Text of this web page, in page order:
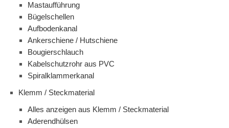
Mastaufführung
Bügelschellen
Aufbodenkanal
Ankerschiene / Hutschiene
Bougierschlauch
Kabelschutzrohr aus PVC
Spiralklammerkanal
Klemm / Steckmaterial
Alles anzeigen aus Klemm / Steckmaterial
Aderendhülsen